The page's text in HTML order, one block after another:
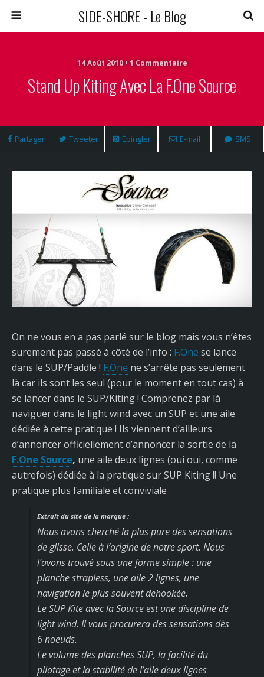
SIDE-SHORE - Le Blog
14 Août 2010 • 1 Commentaire
Stand Up Kiting Avec La F.One Source
Partager Tweeter Épingler E-mail SMS
On ne vous en a pas parlé sur le blog mais vous n’êtes
surement pas passé à côté de l’info : F.One se lance
dans le SUP/Paddle ! F.One ne s’arrête pas seulement
là car ils sont les seul (pour le moment en tout cas) à
se lancer dans le SUP/Kiting ! Comprenez par là
naviguer dans le light wind avec un SUP et une aile
dédiée à cette pratique ! Ils viennent d’ailleurs
d’annoncer officiellement d’annoncer la sortie de la
F.One Source, une aile deux lignes (oui oui, comme
autrefois) dédiée à la pratique sur SUP Kiting!! Une
pratique plus familiale et conviviale
Extrait du site de la marque :
Nous avons cherché la plus pure des sensations
de glisse. Celle à l’origine de notre sport. Nous
l’avons trouvé sous une forme simple : une
planche strapless, une aile 2 lignes, une
navigation le plus souvent dehookée.
Le SUP Kite avec la Source est une discipline de
light wind. Il vous procurera des sensations dès
6 noeuds.
Le volume des planches SUP, la facilité du
pilotage et la stabilité de l’aile deux lignes